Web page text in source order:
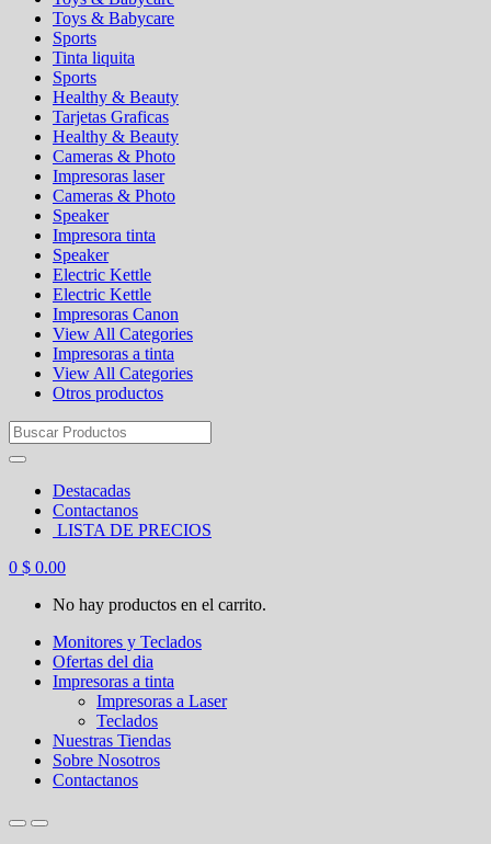
Toys & Babycare
Sports
Tinta liquita
Sports
Healthy & Beauty
Tarjetas Graficas
Healthy & Beauty
Cameras & Photo
Impresoras laser
Cameras & Photo
Speaker
Impresora tinta
Speaker
Electric Kettle
Electric Kettle
Impresoras Canon
View All Categories
Impresoras a tinta
View All Categories
Otros productos
Search
for:
Destacadas
Contactanos
LISTA DE PRECIOS
0 $ 0.00
No hay productos en el carrito.
Monitores y Teclados
Ofertas del dia
Impresoras a tinta
Impresoras a Laser
Teclados
Nuestras Tiendas
Sobre Nosotros
Contactanos